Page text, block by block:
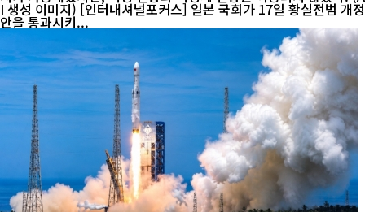
I 생성 이미지) [인터내셔널포커스] 일본 국회가 17일 황실전범 개정
안을 통과시키...